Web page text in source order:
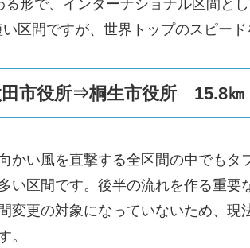
る形で、インターナショナル区間と
区間ですが、世界トップのスピード
市役所⇒桐生市役所 15.8
かい風を直撃する全区間の中でもタ
い区間です。後半の流れを作る重要
変更の対象になっていないため、
。